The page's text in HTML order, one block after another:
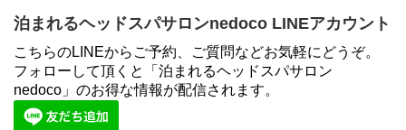
泊まれるヘッドスパサロンnedoco LINEアカウント
こちらのLINEからご予約、ご質問などお気軽にどうぞ。
フォローして頂くと「泊まれるヘッドスパサロン
nedoco」のお得な情報が配信されます。